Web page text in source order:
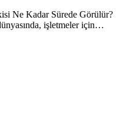
Ne Kadar Sürede Görülür?
işletmeler için…